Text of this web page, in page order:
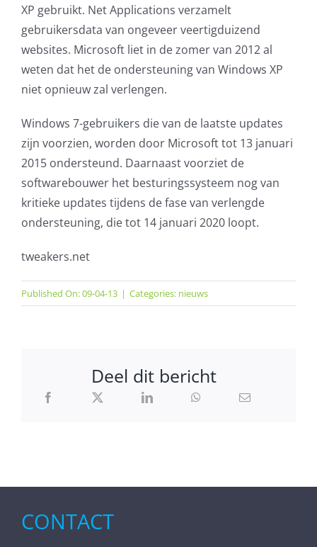
XP gebruikt. Net Applications verzamelt
gebruikersdata van ongeveer veertigduizend
websites. Microsoft liet in de zomer van 2012 al
weten dat het de ondersteuning van Windows XP
niet opnieuw zal verlengen.
Windows 7-gebruikers die van de laatste updates
zijn voorzien, worden door Microsoft tot 13 januari
2015 ondersteund. Daarnaast voorziet de
softwarebouwer het besturingssysteem nog van
kritieke updates tijdens de fase van verlengde
ondersteuning, die tot 14 januari 2020 loopt.
tweakers.net
Published On: 09-04-13 | Categories: nieuws
Deel dit bericht
CONTACT